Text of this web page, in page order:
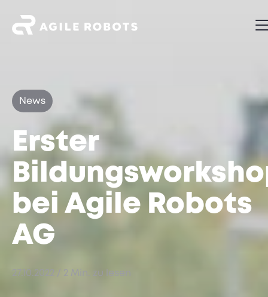
News
Erster
bei Agile Robots
AG
27.10.2022 / 2 Min. zu lesen